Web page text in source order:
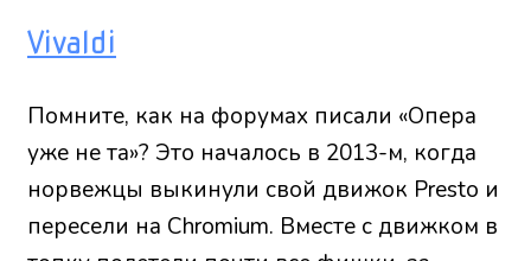
Vivaldi
Помните, как на форумах писали «Опера
уже не та»? Это началось в 2013-м, когда
норвежцы выкинули свой движок Presto и
пересели на Chromium. Вместе с движком в